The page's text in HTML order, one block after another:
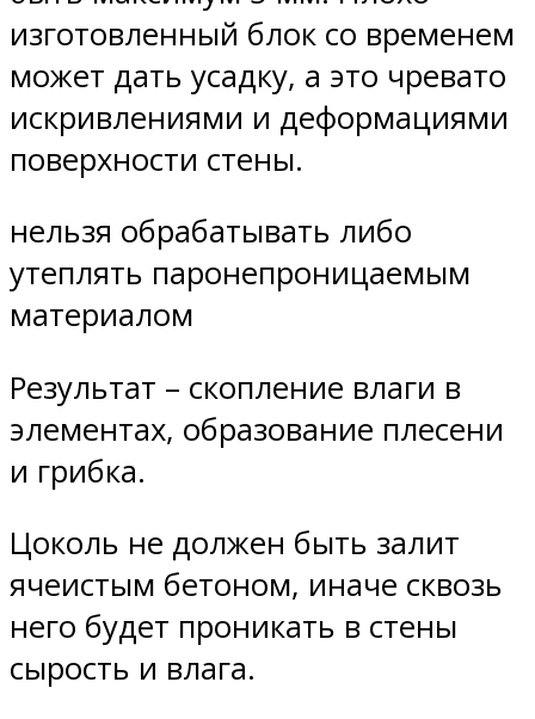
изготовленный блок со временем
может дать усадку, а это чревато
искривлениями и деформациями
поверхности стены.
нельзя обрабатывать либо
утеплять паронепроницаемым
материалом
Результат – скопление влаги в
элементах, образование плесени
и грибка.
Цоколь не должен быть залит
ячеистым бетоном, иначе сквозь
него будет проникать в стены
сырость и влага.